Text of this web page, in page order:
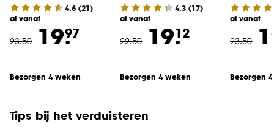
klikken.
Goed om te weten is dat je deze keuze altijd nog
4.6 (21)
al vanaf
23.50 19.97
Bezorgen 4 weken
4.3 (17)
al vanaf
22.50 19.12
Bezorgen 4 weken
al vanaf
23.50
Bezorgen
Tips bij het verduisteren